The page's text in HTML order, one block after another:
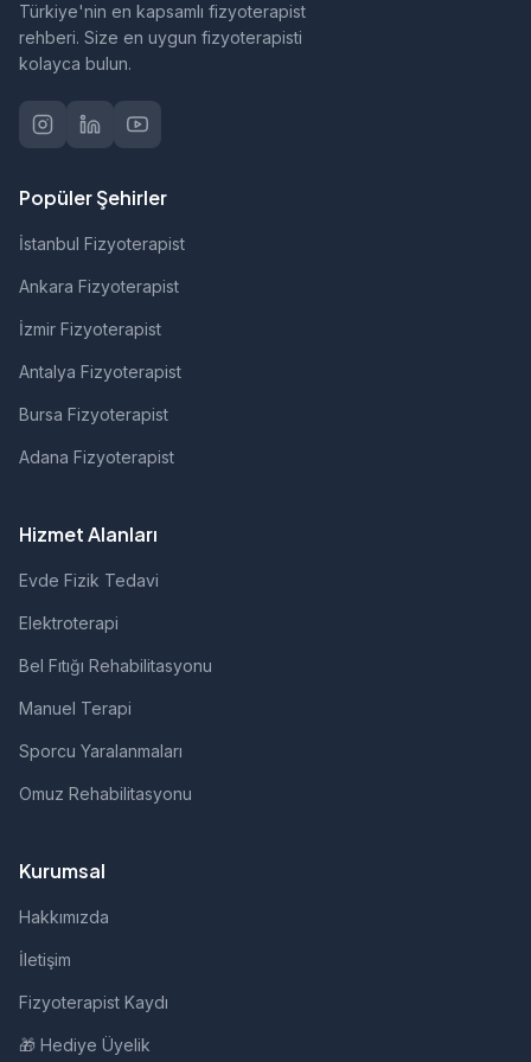
Türkiye'nin en kapsamlı fizyoterapist
rehberi. Size en uygun fizyoterapisti
kolayca bulun.
Popüler Şehirler
İstanbul Fizyoterapist
Ankara Fizyoterapist
İzmir Fizyoterapist
Antalya Fizyoterapist
Bursa Fizyoterapist
Adana Fizyoterapist
Hizmet Alanları
Evde Fizik Tedavi
Elektroterapi
Bel Fıtığı Rehabilitasyonu
Manuel Terapi
Sporcu Yaralanmaları
Omuz Rehabilitasyonu
Kurumsal
Hakkımızda
İletişim
Fizyoterapist Kaydı
🎁 Hediye Üyelik